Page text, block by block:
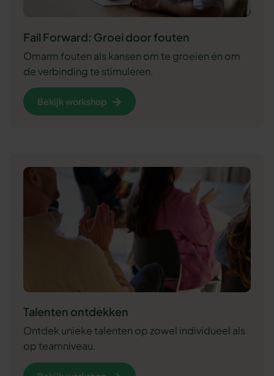
Fail Forward: Groei door fouten
Omarm fouten als kansen om te groeien én om
de verbinding te stimuleren.
Bekijk workshop
Talenten ontdekken
Ontdek unieke talenten op zowel individueel als
op teamniveau.